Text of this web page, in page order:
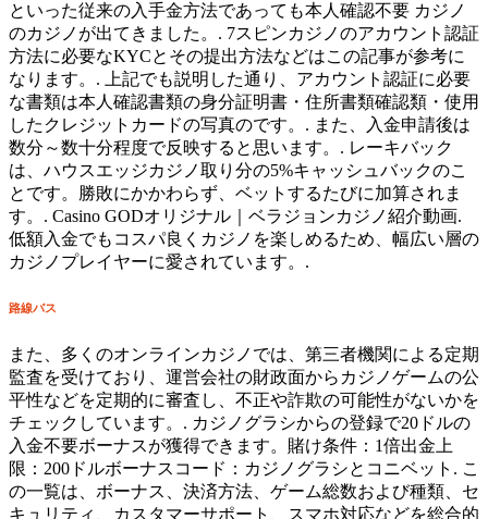
といった従来の入手金方法であっても本人確認不要 カジノ
のカジノが出てきました。. 7スピンカジノのアカウント認証
方法に必要なKYCとその提出方法などはこの記事が参考に
なります。. 上記でも説明した通り、アカウント認証に必要
な書類は本人確認書類の身分証明書・住所書類確認類・使用
したクレジットカードの写真のです。. また、入金申請後は
数分～数十分程度で反映すると思います。. レーキバック
は、ハウスエッジカジノ取り分の5%キャッシュバックのこ
とです。勝敗にかかわらず、ベットするたびに加算されま
す。. Casino GODオリジナル｜ベラジョンカジノ紹介動画.
低額入金でもコスパ良くカジノを楽しめるため、幅広い層の
カジノプレイヤーに愛されています。.
路線バス
また、多くのオンラインカジノでは、第三者機関による定期
監査を受けており、運営会社の財政面からカジノゲームの公
平性などを定期的に審査し、不正や詐欺の可能性がないかを
チェックしています。. カジノグラシからの登録で20ドルの
入金不要ボーナスが獲得できます。賭け条件：1倍出金上
限：200ドルボーナスコード：カジノグラシとコニベット. こ
の一覧は、ボーナス、決済方法、ゲーム総数および種類、セ
キュリティ、カスタマーサポート、スマホ対応などを総合的